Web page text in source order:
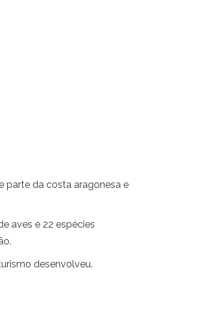
parte da costa aragonesa e
aves e 22 espécies
desenvolveu.